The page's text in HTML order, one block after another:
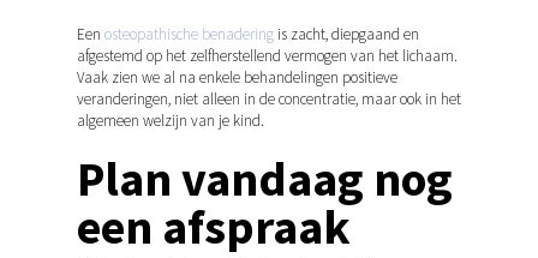
Een osteopathische benadering is zacht, diepgaand en
afgestemd op het zelfherstellend vermogen van het lichaam.
Vaak zien we al na enkele behandelingen positieve
veranderingen, niet alleen in de concentratie, maar ook in het
algemeen welzijn van je kind.
Plan vandaag nog
een afspraak